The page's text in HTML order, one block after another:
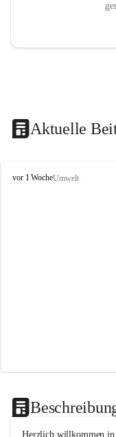
Aktuelle
V
vor 1 WocheUmwelt
Herzlich willkommen in